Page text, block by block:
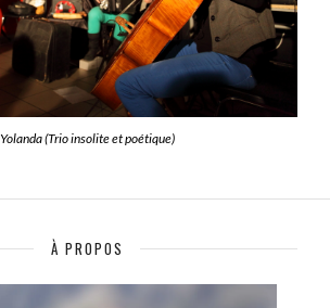
Yolanda (Trio insolite et poétique)
À PROPOS